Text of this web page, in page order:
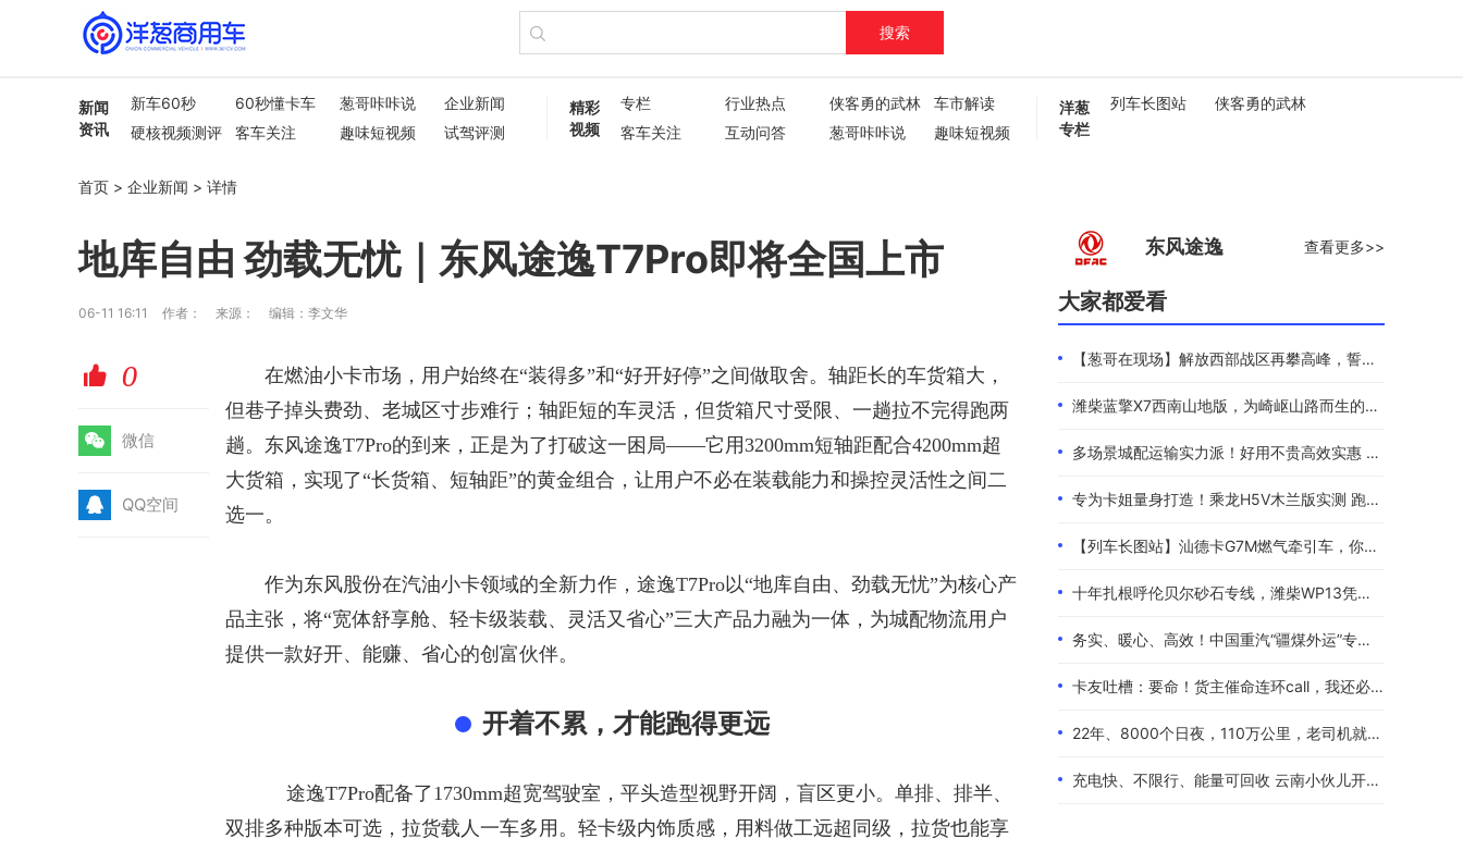
搜索
新闻
资讯
新车60秒 60秒懂卡车 葱哥咔咔说
企业新闻
硬核视频测评
客车关注 趣味短视频
试驾评测
精彩
视频
专栏 行业热点 侠客勇的武林
车市解读
客车关注
互动问答 葱哥咔咔说
趣味短视频
洋葱
专栏
列车长图站 侠客勇的武林
首页 > 企业新闻 > 详情
地库自由 劲载无忧｜东风途逸T7Pro即将全国上市
06-11 16:11 作者： 来源： 编辑：李文华
赞 0
微 微信
Q QQ空间
在燃油小卡市场，用户始终在“装得多”和“好开好停”之间做取舍。轴距长的车货箱大，
但巷子掉头费劲、老城区寸步难行；轴距短的车灵活，但货箱尺寸受限、一趟拉不完得跑两
趟。东风途逸T7Pro的到来，正是为了打破这一困局——它用3200mm短轴距配合4200mm超
大货箱，实现了“长货箱、短轴距”的黄金组合，让用户不必在装载能力和操控灵活性之间二
选一。
作为东风股份在汽油小卡领域的全新力作，途逸T7Pro以“地库自由、劲载无忧”为核心产
品主张，将“宽体舒享舱、轻卡级装载、灵活又省心”三大产品力融为一体，为城配物流用户
提供一款好开、能赚、省心的创富伙伴。
开着不累，才能跑得更远
途逸T7Pro配备了1730mm超宽驾驶室，平头造型视野开阔，盲区更小。单排、排半、
双排多种版本可选，拉货载人一车多用。轻卡级内饰质感， 用料做工远超同级 ， 拉货也能享
东风途逸 查看更多>>
大家都爱看
【葱哥在现场】解放西部战区再攀高峰，誓夺全年4.4万辆
潍柴蓝擎X7西南山地版，为崎岖山路而生的高效物流伙伴
多场景城配运输实力派！好用不贵高效实惠 101度4米2选蓝擎EHMAX
专为卡姐量身打造！乘龙H5V木兰版实测 跑长途的糟心事全都解决了
【列车长图站】汕德卡G7M燃气牵引车，你是来“搅局”的吧？
十年扎根呼伦贝尔砂石专线，潍柴WP13凭硬核实力伴80后卡友创收增收
务实、暖心、高效！中国重汽“疆煤外运”专属服务政策体验报告
卡友吐槽：要命！货主催命连环call，我还必须四小时歇一次！
22年、8000个日夜，110万公里，老司机就是偏爱中国重汽！
充电快、不限行、能量可回收 云南小伙儿开着现代泓图EV放心跑烂路